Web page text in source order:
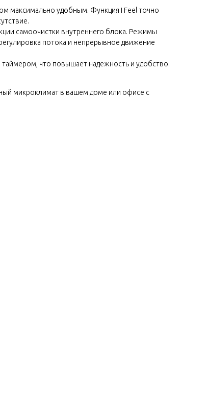
максимально удобным. Функция I Feel точно
самоочистки внутреннего блока. Режимы
потока и непрерывное движение
что повышает надежность и удобство.
микроклимат в вашем доме или офисе с